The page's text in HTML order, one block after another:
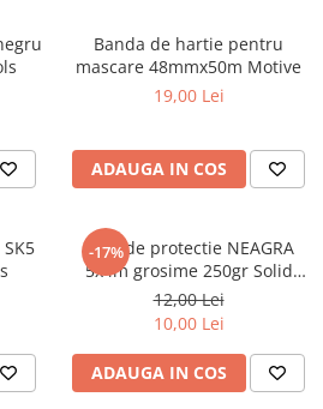
-
MAX
Banda de hartie pentru
mascare 48mmx50m Motive
19,00 Lei
ADAUGA IN COS
-17%
Folie de protectie NEAGRA
5x4m grosime 250gr Solid
Tools
12,00 Lei
10,00 Lei
ADAUGA IN COS